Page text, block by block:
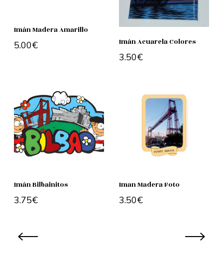
Imán Madera Amarillo
5.00€
Imán Acuarela Colores
3.50€
Imán Bilbainitos
3.75€
Iman Madera Foto
3.50€